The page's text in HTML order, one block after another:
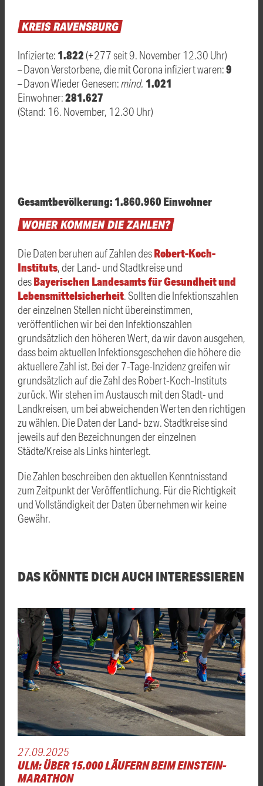
KREISRAVENSBURG
Infizierte:1.822 (+277 seit 9. November 12.30 Uhr)
– Davon Verstorbene, die mit Corona infiziert waren:9
– Davon Wieder Genesen:mind. 1.021
Einwohner:281.627
(Stand: 16. November, 12.30 Uhr)
Gesamtbevölkerung: 1.860.960 Einwohner
WOHERKOMMENDIEZAHLEN?
Die Daten beruhen auf Zahlen desRobert-Koch-
Instituts, der Land- und Stadtkreise und
desBayerischen Landesamts für Gesundheit und
Lebensmittelsicherheit. Sollten die Infektionszahlen
der einzelnen Stellen nicht übereinstimmen,
veröffentlichen wir bei den Infektionszahlen
grundsätzlich den höheren Wert, da wir davon ausgehen,
dass beim aktuellen Infektionsgeschehen die höhere die
aktuellere Zahl ist. Bei der 7-Tage-Inzidenz greifen wir
grundsätzlich auf die Zahl des Robert-Koch-Instituts
zurück. Wir stehen im Austausch mit den Stadt- und
Landkreisen, um bei abweichenden Werten den richtigen
zu wählen. Die Daten der Land- bzw. Stadtkreise sind
jeweils auf den Bezeichnungen der einzelnen
Städte/Kreise als Links hinterlegt.
Die Zahlen beschreiben den aktuellen Kenntnisstand
zum Zeitpunkt der Veröffentlichung. Für die Richtigkeit
und Vollständigkeit der Daten übernehmen wir keine
Gewähr.
DAS KÖNNTE DICH AUCH INTERESSIEREN
27.09.2025
ULM: ÜBER 15.000 LÄUFERN BEIM EINSTEIN-
MARATHON